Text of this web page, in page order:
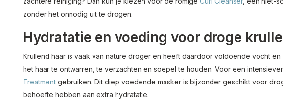
zonder het onnodig uit te drogen.
Hydratatie en voeding voor droge
Krullend haar is vaak van nature droger en heeft daardoor voldoende vocht
het haar te ontwarren, te verzachten en soepel te houden. Voor een
Treatment gebruiken. Dit diep voedende masker is bijzonder geschikt voor
behoefte hebben aan extra hydratatie.